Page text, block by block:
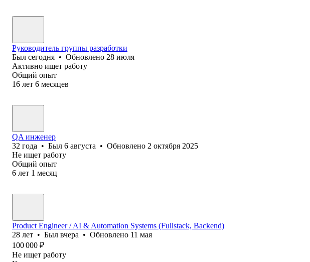
Руководитель группы разработки
Был сегодня • Обновлено 28 июля
Активно ищет работу
Общий опыт
16 лет 6 месяцев
QA инженер
32 года • Был 6 августа • Обновлено 2 октября 2025
Не ищет работу
Общий опыт
6 лет 1 месяц
Product Engineer / AI & Automation Systems (Fullstack, Backend)
28 лет • Был вчера • Обновлено 11 мая
100 000 ₽
Не ищет работу